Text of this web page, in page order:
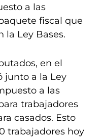
a las
fiscal que
la Ley Bases.
en el
junto a la Ley
a las
trabajadores
casados. Esto
trabajadores hoy